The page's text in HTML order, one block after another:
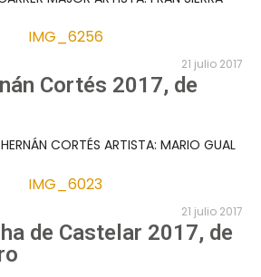
21 julio 2017
Cortés 2017, de
CORTÉS ARTISTA: MARIO GUAL
21 julio 2017
de Castelar 2017, de